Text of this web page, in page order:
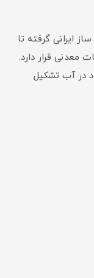
ایرانی گرفته تا
معدنی قرار دارد.
در آب تشکیل